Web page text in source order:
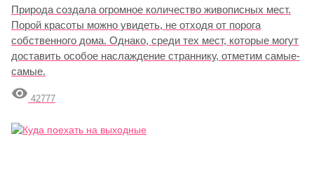
Природа создала огромное количество живописных мест.
Порой красоты можно увидеть, не отходя от порога
собственного дома. Однако, среди тех мест, которые могут
доставить особое наслаждение страннику, отметим самые-
самые.
 42777